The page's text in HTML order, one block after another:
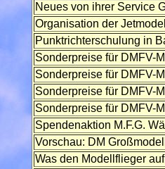
Neues von ihrer Service
Organisation der
Punktrichterschulung in
Sonderpreise für DMFV-
Sonderpreise für DMFV-
Sonderpreise für DMFV-
Sonderpreise für DMFV-
Spendenaktion M.F.G.
Vorschau: DM
Was den Modellflieger